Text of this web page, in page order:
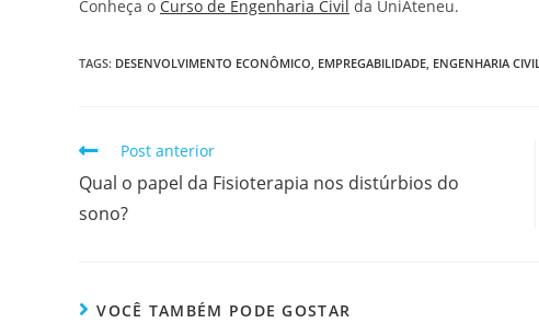
Conheça o Curso de Engenharia Civil da UniAteneu.
TAGS: DESENVOLVIMENTO ECONÔMICO EMPREGABILIDADE ENGENHARIA CIVIL
Post anterior
Qual o papel da Fisioterapia nos distúrbios do
sono?
VOCÊ TAMBÉM PODE GOSTAR